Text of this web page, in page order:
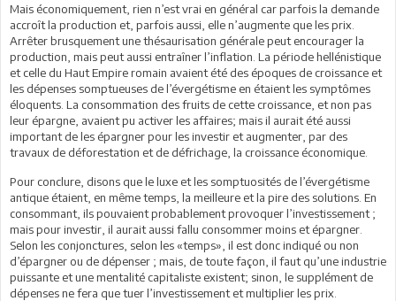
Mais économiquement, rien n’est vrai en général car parfois la demande
accroît la production et, parfois aussi, elle n’augmente que les prix.
Arrêter brusquement une thésaurisation générale peut encourager la
production, mais peut aussi entraîner l’inflation. La période hellénistique
et celle du Haut Empire romain avaient été des époques de croissance et
les dépenses somptueuses de l’évergétisme en étaient les symptômes
éloquents. La consommation des fruits de cette croissance, et non pas
leur épargne, avaient pu activer les affaires; mais il aurait été aussi
important de les épargner pour les investir et augmenter, par des
travaux de déforestation et de défrichage, la croissance économique.
Pour conclure, disons que le luxe et les somptuosités de l’évergétisme
antique étaient, en même temps, la meilleure et la pire des solutions. En
consommant, ils pouvaient probablement provoquer l’investissement ;
mais pour investir, il aurait aussi fallu consommer moins et épargner.
Selon les conjonctures, selon les «temps», il est donc indiqué ou non
d’épargner ou de dépenser ; mais, de toute façon, il faut qu’une industrie
puissante et une mentalité capitaliste existent; sinon, le supplément de
dépenses ne fera que tuer l’investissement et multiplier les prix.